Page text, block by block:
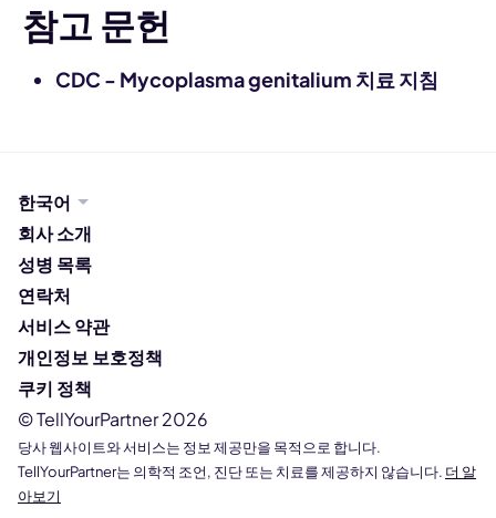
참고 문헌
CDC - Mycoplasma genitalium 치료 지침
한국어
회사 소개
성병 목록
연락처
서비스 약관
개인정보 보호정책
쿠키 정책
© TellYourPartner 2026
당사 웹사이트와 서비스는 정보 제공만을 목적으로 합니다.
TellYourPartner는 의학적 조언, 진단 또는 치료를 제공하지 않습니다. 더 알
아보기